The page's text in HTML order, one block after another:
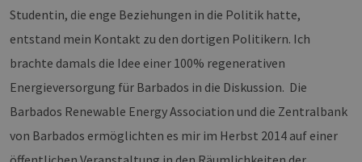
Studentin, die enge Beziehungen in die Politik hatte,
entstand mein Kontakt zu den dortigen Politikern. Ich
brachte damals die Idee einer 100% regenerativen
Energieversorgung für Barbados in die Diskussion. Die
Barbados Renewable Energy Association und die Zentralbank
von Barbados ermöglichten es mir im Herbst 2014 auf einer